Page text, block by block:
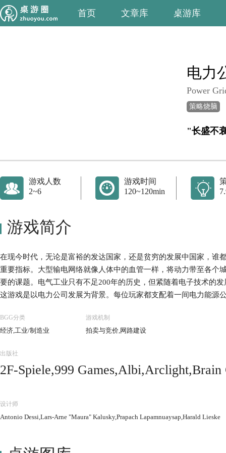
首页 文章库 桌游库
电力
Power
策略烧脑
"长盛不
游戏人数
2~6
游戏时间
120~120min
游戏简介
在现今时代，无论是富裕的发达国家，还是贫穷的发展中国家，谁
重要指标。大型输电网络就像人体中的血管一样，将动力带至各个
要的课题。电气工业只有不足200年的历史，但紧随着电子技术的
这游戏是以电力公司发展为背景。每位玩家都支配着一间电力能源
供电力者获胜。
BGG分类
经济,工业/制造业
游戏机制
拍卖与竞价,网路建设
出版社
2F-Spiele,999 Games,Albi,Arclight,Brain
oard Games,Kaissa Chess &
erta,Lautapelit.fi,Rio Grande
设计师
Antonio Dessi,Lars-Arne "Maura" Kalusky,Prapach Lapamnuaysap,Harald Lieske